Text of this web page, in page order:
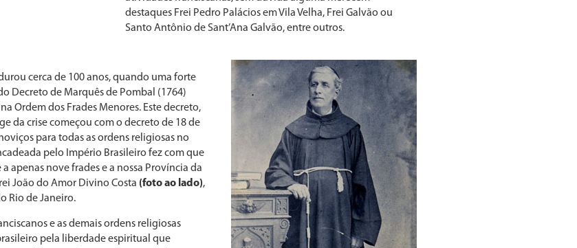
destaques Frei Pedro Palácios em Vila Velha, Frei Galvão ou
Santo Antônio de Sant’Ana Galvão, entre outros.
cerca de 100 anos, quando uma forte
Decreto de Marquês de Pombal (1764)
Ordem dos Frades Menores. Este decreto,
da crise começou com o decreto de 18 de
para todas as ordens religiosas no
pelo Império Brasileiro fez com que
apenas nove frades e a nossa Província da
João do Amor Divino Costa (foto ao lado),
Rio de Janeiro.
e as demais ordens religiosas
pela liberdade espiritual que